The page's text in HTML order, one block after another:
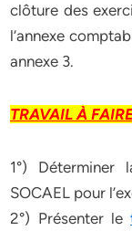
clôture des
l’annexe
annexe 3.
TRAVAIL À
1°) Déterminer
SOCAEL pour
2°) Présenter le